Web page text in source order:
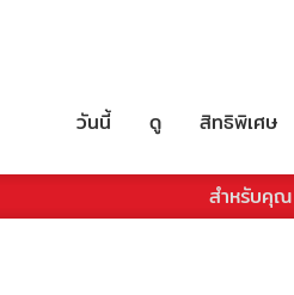
วันนี้ ดู สิทธิพิเศษ
สำหรับคุณ